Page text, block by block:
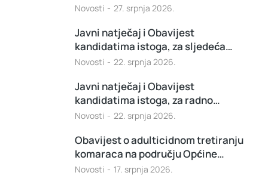
Novosti 27. srpnja 2026.
Javni natječaj i Obavijest
kandidatima istoga, za sljedeća…
Novosti 22. srpnja 2026.
Javni natječaj i Obavijest
kandidatima istoga, za radno…
Novosti 22. srpnja 2026.
Obavijest o adulticidnom tretiranju
komaraca na području Općine…
Novosti 17. srpnja 2026.